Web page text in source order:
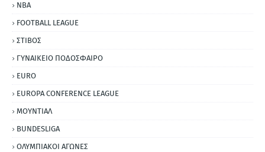
NBA
FOOTBALL LEAGUE
ΣΤΙΒΟΣ
ΓΥΝΑΙΚΕΙΟ ΠΟΔΟΣΦΑΙΡΟ
EURO
EUROPA CONFERENCE LEAGUE
ΜΟΥΝΤΙΑΛ
BUNDESLIGA
ΟΛΥΜΠΙΑΚΟΙ ΑΓΩΝΕΣ